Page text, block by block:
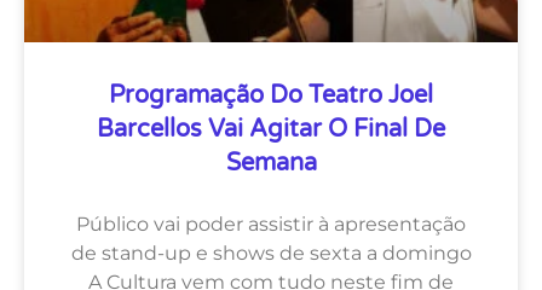
Programação Do Teatro Joel
Barcellos Vai Agitar O Final De
Semana
Público vai poder assistir à apresentação
de stand-up e shows de sexta a domingo
A Cultura vem com tudo neste fim de